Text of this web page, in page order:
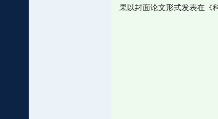
果以封面论文形式发表在《